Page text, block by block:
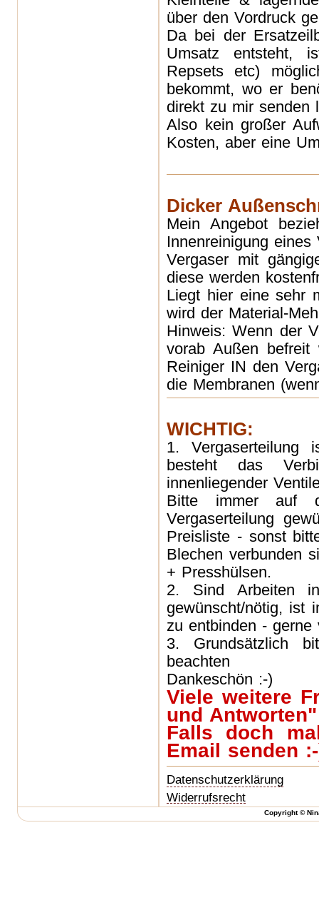
über den Vordruck
Da bei der
Umsatz entsteht,
Repsets etc)
bekommt, wo er
direkt zu mir senden
Also kein großer
Kosten, aber eine
Dicker
Mein Angebot
Innenreinigung eines
Vergaser mit
diese werden
Liegt hier eine sehr
wird der Material-
Hinweis: Wenn der
vorab Außen
Reiniger IN den
die Membranen
WICHTIG:
1. Vergaserteilung
besteht das
innenliegender
Bitte immer auf
Vergaserteilung
Preisliste - sonst
Blechen verbunden
+ Presshülsen.
2. Sind Arbeiten in
gewünscht/nötig, ist
zu entbinden - gerne
3. Grundsätzlich
beachten
Dankeschön :-)
Viele weitere
und
Falls doch
Email senden
Datenschutzerklärung
Widerrufsrecht
Copyright ©